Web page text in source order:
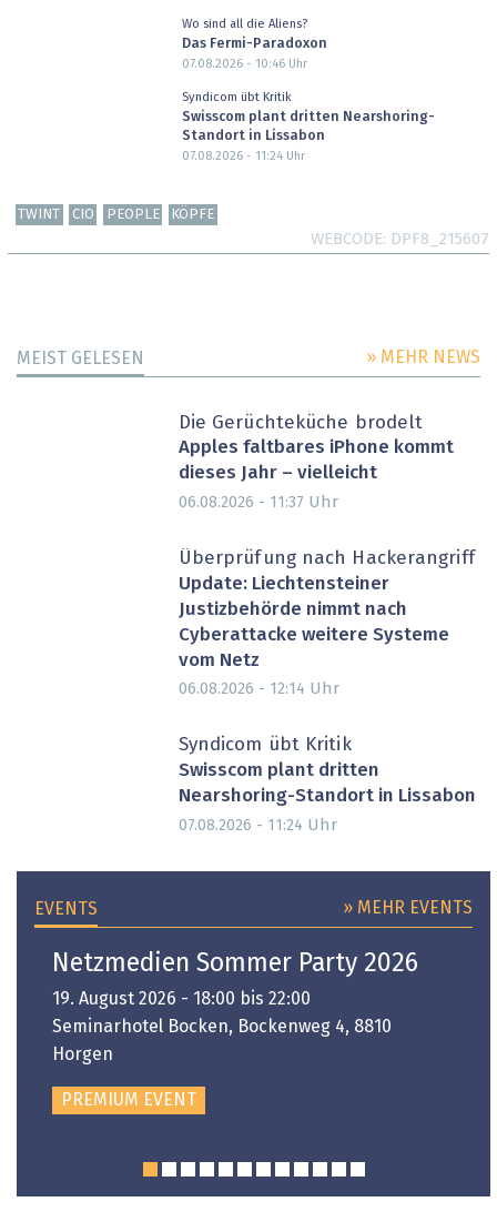
Wo sind all die Aliens?
Das Fermi-Paradoxon
07.08.2026 - 10:46Uhr
Syndicom übt Kritik
Swisscom plant dritten Nearshoring-
Standort in Lissabon
07.08.2026 - 11:24Uhr
TWINT CIO PEOPLE KÖPFE
WEBCODE DPF8_215607
MEIST GELESEN » MEHR NEWS
Die Gerüchteküche brodelt
Apples faltbares iPhone kommt
dieses Jahr – vielleicht
06.08.2026 - 11:37 Uhr
Überprüfung nach Hackerangriff
Update: Liechtensteiner
Justizbehörde nimmt nach
Cyberattacke weitere Systeme
vom Netz
06.08.2026 - 12:14 Uhr
Syndicom übt Kritik
Swisscom plant dritten
Nearshoring-Standort in Lissabon
07.08.2026 - 11:24 Uhr
EVENTS » MEHR EVENTS
Netzmedien Sommer Party 2026
19. August 2026 - 18:00 bis 22:00
Seminarhotel Bocken, Bockenweg 4, 8810
Horgen
PREMIUM EVENT